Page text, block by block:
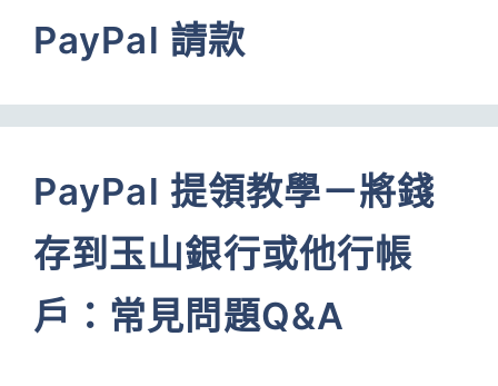
PayPal 請款
PayPal 提領教學－將錢
存到玉山銀行或他行帳
戶：常見問題Q&A